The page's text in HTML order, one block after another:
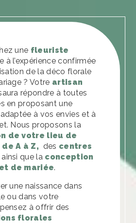
une fleuriste
à l’expérience confirmée
de la déco florale
? Votre artisan
répondre à toutes
en proposant une
à vos envies et à
Nous proposons la
de votre lieu de
A à Z, des centres
ainsi que la conception
de mariée.
une naissance dans
ou dans votre
à offrir des
florales